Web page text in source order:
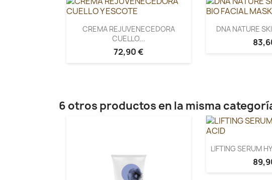
CREMA REJUVENECEDORA
CUELLO...
72,90 €
DNA NATURE
6 otros productos en la misma
LIFTING SERUM